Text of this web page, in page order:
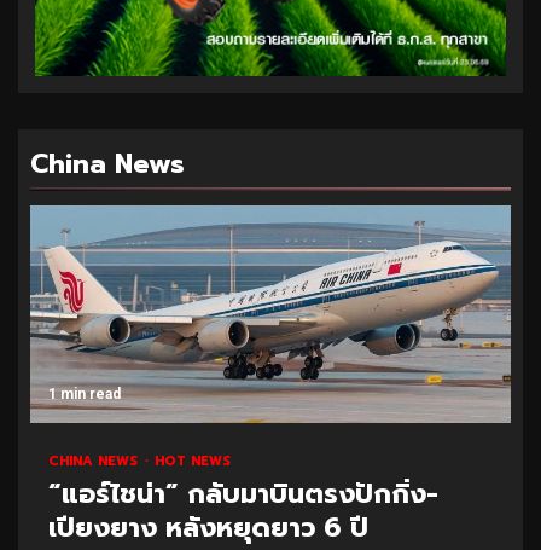
China News
1 min read
CHINA NEWS HOT NEWS
“แอร์ไชน่า” กลับมาบินตรงปักกิ่ง-
เปียงยาง หลังหยุดยาว 6 ปี